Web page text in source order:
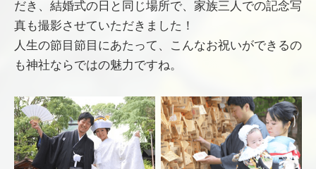
だき、結婚式の日と同じ場所で、家族三人での記念写
真も撮影させていただきました！
人生の節目節目にあたって、こんなお祝いができるの
も神社ならではの魅力ですね。